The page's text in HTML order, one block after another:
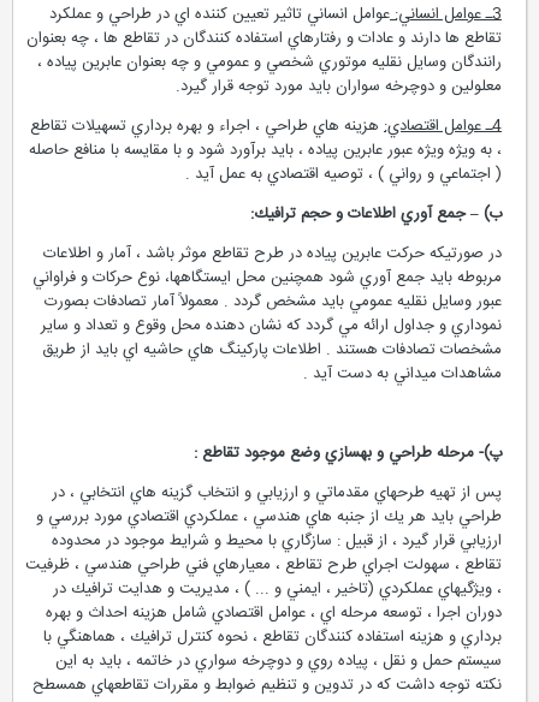
عوامل انساني تاثير تعيين كننده اي در طراحي و عملكرد
تقاطع ها دارند و عادات و رفتارهاي استفاده كنندگان در تقاطع ها ، چه بعنوان
رانندگان وسايل نقليه موتوري شخصي و عمومي و چه بعنوان عابرين پياده ،
معلولين و دوچرخه سواران بايد مورد توجه قرار گيرد.
هزينه هاي طراحي ، اجراء و بهره برداري تسهيلات تقاطع
، به ويژه ويژه عبور عابرين پياده ، بايد برآورد شود و با مقايسه با منافع حاصله
( اجتماعي و رواني ) ، توصيه اقتصادي به عمل آيد .
ب) – جمع آوري اطلاعات و حجم ترافيك:
در صورتيكه حركت عابرين پياده در طرح تقاطع موثر باشد ، آمار و اطلاعات
مربوطه بايد جمع آوري شود همچنين محل ايستگاهها، نوع حركات و فراواني
عبور وسايل نقليه عمومي بايد مشخص گردد . معمولاً آمار تصادفات بصورت
نموداري و جداول ارائه مي گردد كه نشان دهنده محل وقوع و تعداد و ساير
مشخصات تصادفات هستند . اطلاعات پاركينگ هاي حاشيه اي بايد از طريق
مشاهدات ميداني به دست آيد .
پ)- مرحله طراحي و بهسازي وضع موجود تقاطع :
پس از تهيه طرحهاي مقدماتي و ارزيابي و انتخاب گزينه هاي انتخابي ، در
طراحي بايد هر يك از جنبه هاي هندسي ، عملكردي اقتصادي مورد بررسي و
ارزيابي قرار گيرد ، از قبيل : سازگاري با محيط و شرايط موجود در محدوده
تقاطع ، سهولت اجراي طرح تقاطع ، معيارهاي فني طراحي هندسي ، ظرفيت
، ويژگيهاي عملكردي (تاخير ، ايمني و ... ) ، مديريت و هدايت ترافيك در
دوران اجرا ، توسعه مرحله اي ، عوامل اقتصادي شامل هزينه احداث و بهره
برداري و هزينه استفاده كنندگان تقاطع ، نحوه كنترل ترافيك ، هماهنگي با
سيستم حمل و نقل ، پياده روي و دوچرخه سواري در خاتمه ، بايد به اين
نكته توجه داشت كه در تدوين و تنظيم ضوابط و مقررات تقاطعهاي همسطح